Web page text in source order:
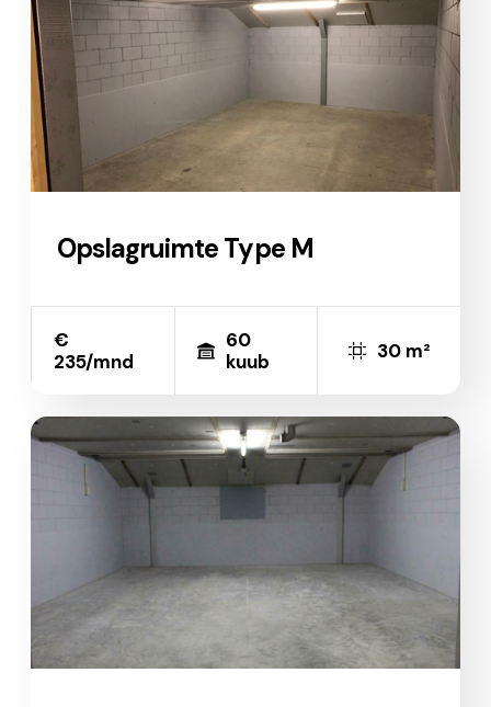
Opslagruimte Type M
€
235/mnd
60
kuub
30 m²